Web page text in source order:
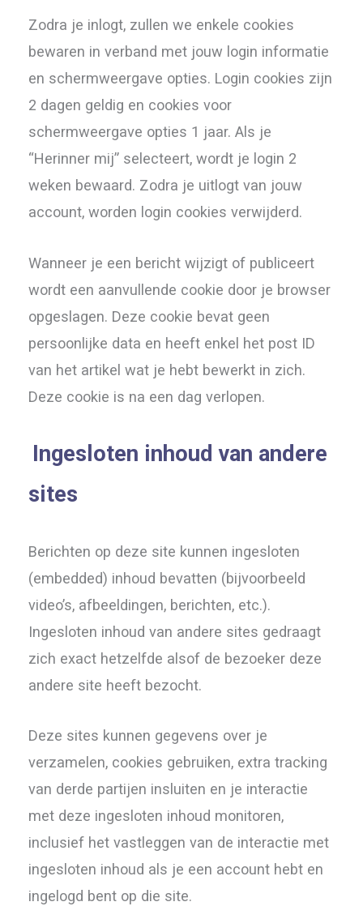
Zodra je inlogt, zullen we enkele cookies
bewaren in verband met jouw login informatie
en schermweergave opties. Login cookies zijn
2 dagen geldig en cookies voor
schermweergave opties 1 jaar. Als je
“Herinner mij” selecteert, wordt je login 2
weken bewaard. Zodra je uitlogt van jouw
account, worden login cookies verwijderd.
Wanneer je een bericht wijzigt of publiceert
wordt een aanvullende cookie door je browser
opgeslagen. Deze cookie bevat geen
persoonlijke data en heeft enkel het post ID
van het artikel wat je hebt bewerkt in zich.
Deze cookie is na een dag verlopen.
Ingesloten inhoud van andere
sites
Berichten op deze site kunnen ingesloten
(embedded) inhoud bevatten (bijvoorbeeld
video’s, afbeeldingen, berichten, etc.).
Ingesloten inhoud van andere sites gedraagt
zich exact hetzelfde alsof de bezoeker deze
andere site heeft bezocht.
Deze sites kunnen gegevens over je
verzamelen, cookies gebruiken, extra tracking
van derde partijen insluiten en je interactie
met deze ingesloten inhoud monitoren,
inclusief het vastleggen van de interactie met
ingesloten inhoud als je een account hebt en
ingelogd bent op die site.